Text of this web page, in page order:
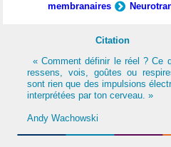
membranaires
Citation
« Comment définir le réel ? Ce
ressens, vois, goûtes ou
sont rien que des impulsions
interprétées par ton cerveau. »
Andy Wachowski